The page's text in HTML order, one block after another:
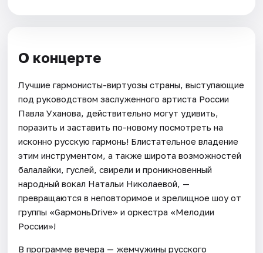
О концерте
Лучшие гармонисты-виртуозы страны, выступающие
под руководством заслуженного артиста России
Павла Уханова, действительно могут удивить,
поразить и заставить по-новому посмотреть на
исконно русскую гармонь! Блистательное владение
этим инструментом, а также широта возможностей
балалайки, гуслей, свирели и проникновенный
народный вокал Натальи Николаевой, —
превращаются в неповторимое и зрелищное шоу от
группы «GармоньDrive» и оркестра «Мелодии
России»!
В программе вечера — жемчужины русского